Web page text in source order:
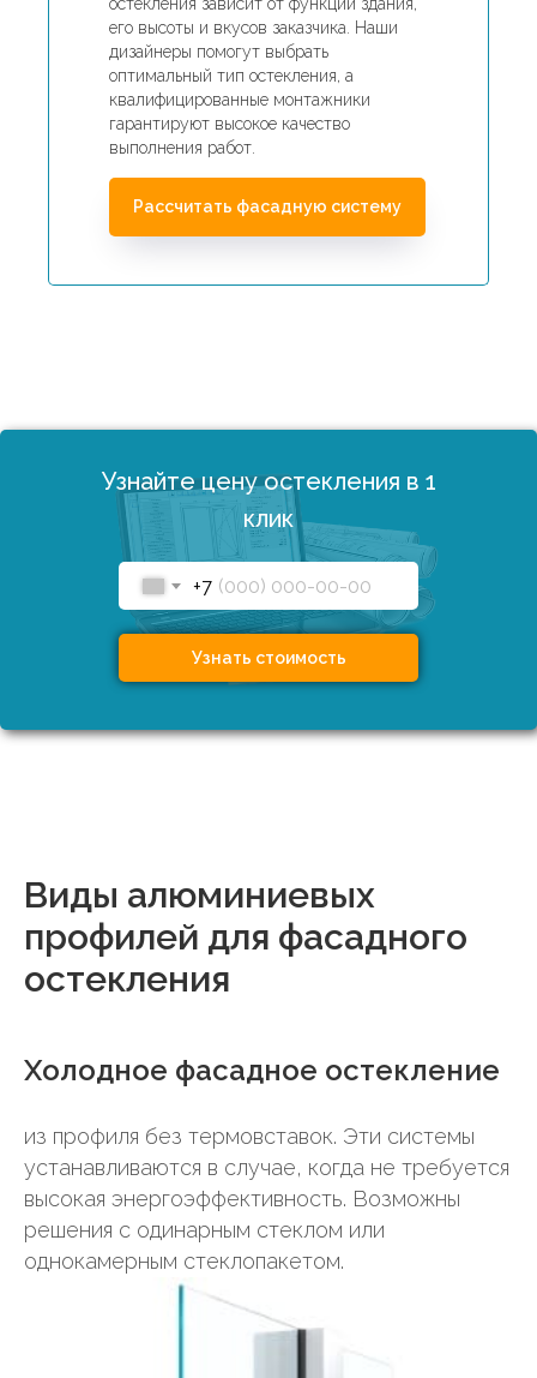
его высоты и вкусов заказчика. Наши
дизайнеры помогут выбрать
оптимальный тип остекления, а
квалифицированные монтажники
гарантируют высокое качество
выполнения работ.
Рассчитать фасадную систему
Узнайте цену остекления в 1
клик
+7
Узнать стоимость
Виды алюминиевых
профилей для фасадного
остекления
Холодное фасадное остекление
из профиля без термовставок. Эти системы
устанавливаются в случае, когда не требуется
высокая энергоэффективность. Возможны
решения с одинарным стеклом или
однокамерным стеклопакетом.